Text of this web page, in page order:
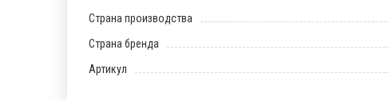
Страна производства
Страна бренда
Артикул